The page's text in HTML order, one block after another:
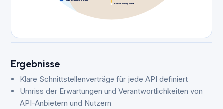
Release Management
Ergebnisse
Klare Schnittstellenverträge für jede API definiert
Umriss der Erwartungen und Verantwortlichkeiten von
API-Anbietern und Nutzern